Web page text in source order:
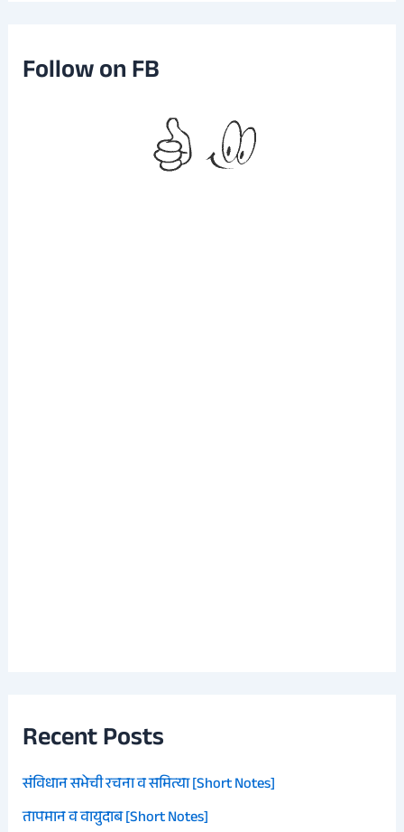
s
Follow on FB
Recent Posts
संविधान सभेची रचना व समित्या [Short Notes]
तापमान व वायुदाब [Short Notes]